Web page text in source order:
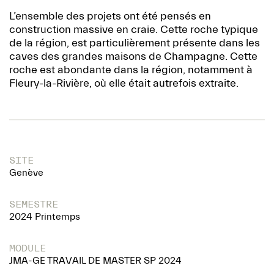
L’ensemble des projets ont été pensés en
construction massive en craie. Cette roche typique
de la région, est particulièrement présente dans les
caves des grandes maisons de Champagne. Cette
roche est abondante dans la région, notamment à
Fleury-la-Rivière, où elle était autrefois extraite.
SITE
Genève
SEMESTRE
2024 Printemps
MODULE
JMA-GE TRAVAIL DE MASTER SP 2024